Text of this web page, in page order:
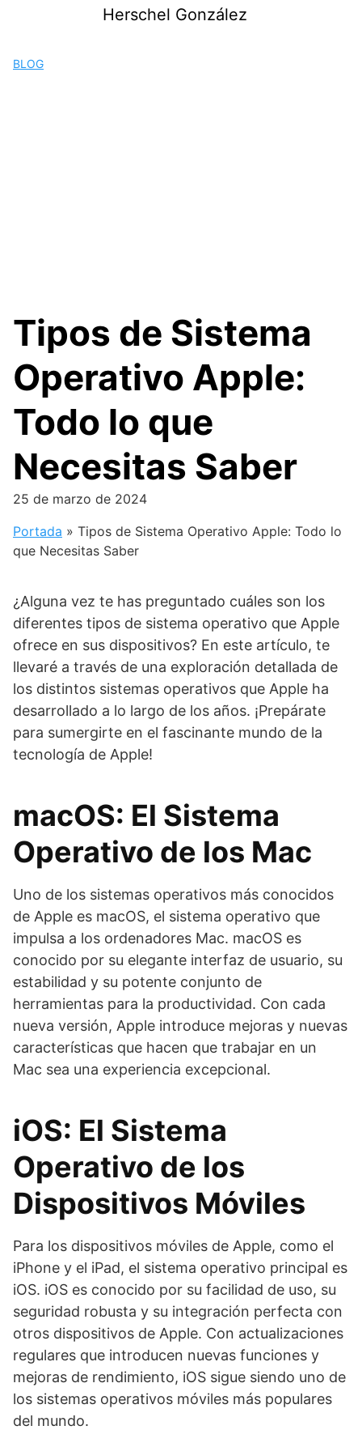
Herschel González
BLOG
Tipos de Sistema
Operativo Apple:
Todo lo que
Necesitas Saber
25 de marzo de 2024
Portada » Tipos de Sistema Operativo Apple: Todo lo
que Necesitas Saber
¿Alguna vez te has preguntado cuáles son los
diferentes tipos de sistema operativo que Apple
ofrece en sus dispositivos? En este artículo, te
llevaré a través de una exploración detallada de
los distintos sistemas operativos que Apple ha
desarrollado a lo largo de los años. ¡Prepárate
para sumergirte en el fascinante mundo de la
tecnología de Apple!
macOS: El Sistema
Operativo de los Mac
Uno de los sistemas operativos más conocidos
de Apple es macOS, el sistema operativo que
impulsa a los ordenadores Mac. macOS es
conocido por su elegante interfaz de usuario, su
estabilidad y su potente conjunto de
herramientas para la productividad. Con cada
nueva versión, Apple introduce mejoras y nuevas
características que hacen que trabajar en un
Mac sea una experiencia excepcional.
iOS: El Sistema
Operativo de los
Dispositivos Móviles
Para los dispositivos móviles de Apple, como el
iPhone y el iPad, el sistema operativo principal es
iOS. iOS es conocido por su facilidad de uso, su
seguridad robusta y su integración perfecta con
otros dispositivos de Apple. Con actualizaciones
regulares que introducen nuevas funciones y
mejoras de rendimiento, iOS sigue siendo uno de
los sistemas operativos móviles más populares
del mundo.